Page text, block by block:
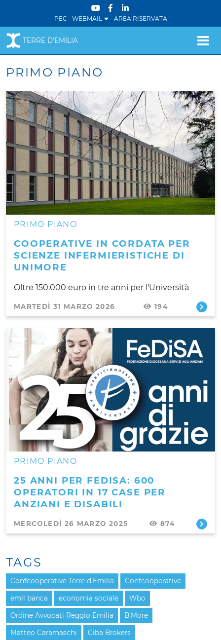
PEC WEBMAIL AREA RISERVATA
TERRE D'EMILIA
PRIMO PIANO
PRIMO PIANO
COOPERATIVE IN CORDATA PER
SCIENZE INFERMIERISTICHE DI
UNIMORE
Oltre 150.000 euro in tre anni per l'Università
MARTEDÌ 31 MARZO 2026 194
PRIMO PIANO
25 ANNI PER FEDISA: 600
OPERATORI IN 17 CASE PER
ANZIANI E DISABILI
MERCOLEDÌ 26 MARZO 2025 874
TAGS
Confcooperative Terre d'Emilia Confcooperative
emil banca economia sociale Wbo
Ordine Avvocati Reggio Emilia B.More
Matteo Caramaschi Ciba Brokers